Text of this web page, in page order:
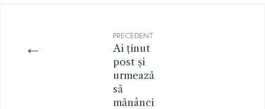
←
PRECEDENT
Ai ținut
post și
urmează
să
mănânci